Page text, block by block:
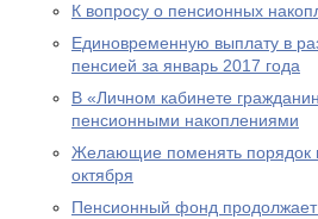
К вопросу о пенсионных
Единовременную выплату в
пенсией за январь 2017 года
В «Личном кабинете
пенсионными накоплениями
Желающие поменять порядок
октября
Пенсионный фонд продолжает